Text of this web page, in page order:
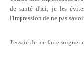
de santé d'ici, je les
l'impression de ne pas
J'essaie de me faire